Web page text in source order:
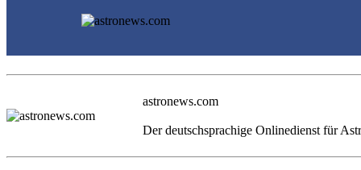
astronews.com
Der deutschsprachige Onlinedienst für